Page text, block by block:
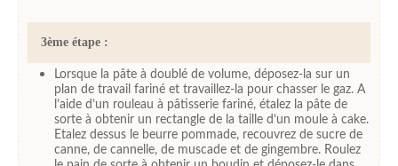
3ème étape :
Lorsque la pâte à doublé de volume, déposez-la sur un
plan de travail fariné et travaillez-la pour chasser le gaz. A
l’aide d’un rouleau à pâtisserie fariné, étalez la pâte de
sorte à obtenir un rectangle de la taille d’un moule à cake.
Etalez dessus le beurre pommade, recouvrez de sucre de
canne, de cannelle, de muscade et de gingembre. Roulez